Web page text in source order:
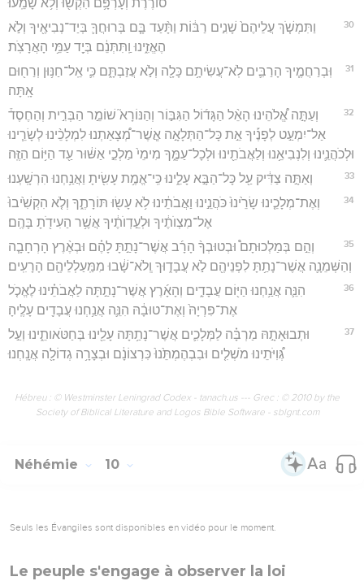
סוֹרֶ֔רֶת וְעָרְפָּ֥ם הִקְשׁ֖וּ וְלֹ֥א שָׁמֵֽעוּ׃
30
וַתִּמְשֹׁ֤ךְ עֲלֵיהֶם֙ שָׁנִ֣ים רַבּ֔וֹת וַתָּ֨עַד בָּ֧ם בְּרוּחֲךָ֛ בְּיַד־נְבִיאֶ֖יךָ וְלֹ֣א
הֶאֱזִ֑ינוּ וַֽתִּתְּנֵ֔ם בְּיַ֖ד עַמֵּ֥י הָאֲרָצֹֽת׃
31
וּֽבְרַחֲמֶ֧יךָ הָרַבִּ֛ים לֹֽא־עֲשִׂיתָ֥ם כָּלָ֖ה וְלֹ֣א עֲזַבְתָּ֑ם כִּ֛י אֵֽל־חַנּ֥וּן וְרַח֖וּם
אָֽתָּה׃
32
וְעַתָּ֣ה אֱ֠לֹהֵינוּ הָאֵ֨ל הַגָּד֜וֹל הַגִּבּ֣וֹר וְהַנּוֹרָא֮ שׁוֹמֵ֣ר הַבְּרִ֣ית וְהַחֶסֶד֒
אַל־יִמְעַ֣ט לְפָנֶ֡יךָ אֵ֣ת כָּל־הַתְּלָאָ֣ה אֲֽשֶׁר־מְ֠צָאַתְנוּ לִמְלָכֵ֨ינוּ לְשָׂרֵ֧ינוּ
וּלְכֹהֲנֵ֛ינוּ וְלִנְבִיאֵ֥נוּ וְלַאֲבֹתֵ֖ינוּ וּלְכָל־עַמֶּ֑ךָ מִימֵי֙ מַלְכֵ֣י אַשּׁ֔וּר עַ֖ד הַיּ֥וֹם הַזֶּֽה׃
33 וְאַתָּ֣ה צַדִּ֔יק עַ֖ל כָּל־הַבָּ֣א עָלֵ֑ינוּ כִּֽי־אֱמֶ֥ת עָשִׂ֖יתָ וַאֲנַ֥חְנוּ הִרְשָֽׁעְנוּ׃
34
וְאֶת־מְלָכֵ֤ינוּ שָׂרֵ֙ינוּ֙ כֹּהֲנֵ֣ינוּ וַאֲבֹתֵ֔ינוּ לֹ֥א עָשׂ֖וּ תּוֹרָתֶ֑ךָ וְלֹ֤א הִקְשִׁ֙יבוּ֙
אֶל־מִצְוֺתֶ֔יךָ וּלְעֵ֣דְוֺתֶ֔יךָ אֲשֶׁ֥ר הַעִידֹ֖תָ בָּהֶֽם׃
35
וְהֵ֣ם בְּמַלְכוּתָם֩ וּבְטוּבְךָ֨ הָרָ֜ב אֲשֶׁר־נָתַ֣תָּ לָהֶ֗ם וּבְאֶ֨רֶץ הָרְחָבָ֧ה
וְהַשְּׁמֵנָ֛ה אֲשֶׁר־נָתַ֥תָּ לִפְנֵיהֶ֖ם לֹ֣א עֲבָד֑וּךָ וְֽלֹא־שָׁ֔בוּ מִמַּֽעַלְלֵיהֶ֖ם הָרָעִֽים׃
36
הִנֵּ֛ה אֲנַ֥חְנוּ הַיּ֖וֹם עֲבָדִ֑ים וְהָאָ֜רֶץ אֲשֶׁר־נָתַ֣תָּה לַאֲבֹתֵ֗ינוּ לֶאֱכֹ֤ל
אֶת־פִּרְיָהּ֙ וְאֶת־טוּבָ֔הּ הִנֵּ֛ה אֲנַ֥חְנוּ עֲבָדִ֖ים עָלֶֽיהָ׃
37
וּתְבוּאָתָ֣הּ מַרְבָּ֗ה לַמְּלָכִ֛ים אֲשֶׁר־נָתַ֥תָּה עָלֵ֖ינוּ בְּחַטֹּאותֵ֑ינוּ וְעַ֣ל
גְּ֠וִיֹּתֵינוּ מֹשְׁלִ֤ים וּבִבְהֶמְתֵּ֙נוּ֙ כִּרְצוֹנָ֔ם וּבְצָרָ֥ה גְדוֹלָ֖ה אֲנָֽחְנוּ׃
Hébreu : © Westminster Leningrad Codex - tanach.us --- Grec : © 2010 by the
Society of Biblical Literature and Logos Bible Software - sblgnt.com
Néhémie 10
Seuls les Évangiles sont disponibles en vidéo pour le moment.
Le peuple s'engage à observer la loi